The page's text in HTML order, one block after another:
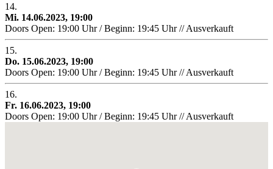
14.
Mi. 14.06.2023, 19:00
Doors Open: 19:00 Uhr / Beginn: 19:45 Uhr // Ausverkauft
15.
Do. 15.06.2023, 19:00
Doors Open: 19:00 Uhr / Beginn: 19:45 Uhr // Ausverkauft
16.
Fr. 16.06.2023, 19:00
Doors Open: 19:00 Uhr / Beginn: 19:45 Uhr // Ausverkauft